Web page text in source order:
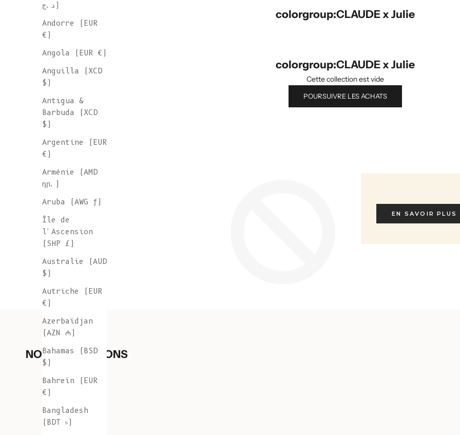
د.ج)
Andorre (EUR
€)
Angola (EUR €)
Anguilla (XCD
$)
Antigua &
Barbuda (XCD
$)
Argentine (EUR
€)
Arménie (AMD
դր.)
Aruba (AWG ƒ)
Île de
l'Ascension
(SHP £)
Australie (AUD
$)
Autriche (EUR
€)
Azerbaïdjan
(AZN ₼)
Bahamas (BSD
$)
Bahreïn (EUR
€)
Bangladesh
(BDT ৳)
colorgroup:CLAUDE x Julie
colorgroup:CLAUDE x Julie
Cette collection est vide
POURSUIVRE LES ACHATS
EN SAVOIR PLUS
NOS COLLECTIONS